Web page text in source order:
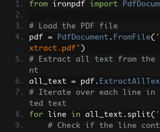
from ironpdf import
# Load the PDF file
pdf = PdfDocument . FromFile(
xtract.pdf' )
# Extract all text from the
nt
all_text = pdf .
# Iterate over each line in
ted text
for line in all_text . split(
# Check if the line